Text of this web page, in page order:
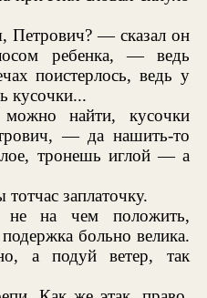
Петрович? — сказал он
ребенка, — ведь
поистерлось, ведь у
кусочки...
найти, кусочки
— да нашить-то
тронешь иглой — а
заплаточку.
на чем положить,
больно велика.
а подуй ветер, так